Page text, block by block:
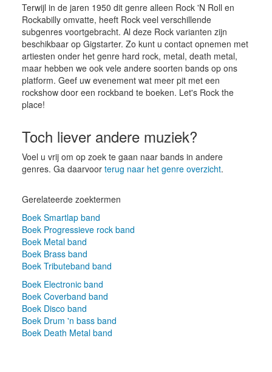
Terwijl in de jaren 1950 dit genre alleen Rock 'N Roll en
Rockabilly omvatte, heeft Rock veel verschillende
subgenres voortgebracht. Al deze Rock varianten zijn
beschikbaar op Gigstarter. Zo kunt u contact opnemen met
artiesten onder het genre hard rock, metal, death metal,
maar hebben we ook vele andere soorten bands op ons
platform. Geef uw evenement wat meer pit met een
rockshow door een rockband te boeken. Let's Rock the
place!
Toch liever andere muziek?
Voel u vrij om op zoek te gaan naar bands in andere
genres. Ga daarvoor terug naar het genre overzicht.
Gerelateerde zoektermen
Boek Smartlap band
Boek Progressieve rock band
Boek Metal band
Boek Brass band
Boek Tributeband band
Boek Electronic band
Boek Coverband band
Boek Disco band
Boek Drum 'n bass band
Boek Death Metal band